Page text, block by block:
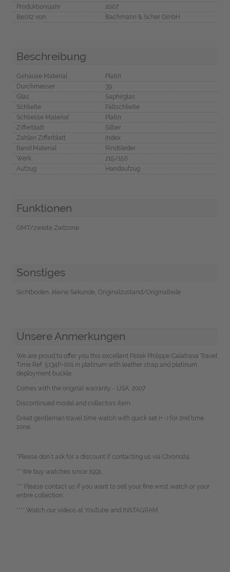
Produktionsjahr
2007
Besitz von
Bachmann & Scher GmbH
Beschreibung
Gehäuse Material
Platin
Durchmesser
39
Glas
Saphirglas
Schließe
Faltschließe
Schliesse Material
Platin
Zifferblatt
Silber
Zahlen Zifferblatt
Index
Band Material
Rindsleder
Werk
215/156
Aufzug
Handaufzug
Funktionen
GMT/zweite Zeitzone
Sonstiges
Sichtboden, kleine Sekunde, Originalzustand/Originalteile
Unsere Anmerkungen
We are proud to offer you this excellent Patek Philippe Calatrava Travel
Time Ref. 5134P-001 in platinum with leather strap and platinum
deployment buckle.
Comes with the original warranty - USA, 2007.
Discontinued model and collectors item.
Great gentleman travel time watch with quick set (+ -) for 2nd time
zone.
*Please don`t ask for a discount if contacting us via Chrono24.
** We buy watches since 1991.
*** Please contact us if you want to sell your fine wrist watch or your
entire collection.
**** Watch our videos at YouTube and INSTAGRAM.